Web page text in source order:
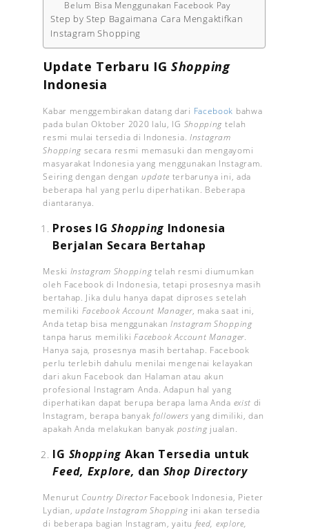
Belum Bisa Menggunakan Facebook Pay
Step by Step Bagaimana Cara Mengaktifkan
Instagram Shopping
Update Terbaru IGShopping
Indonesia
Kabar menggembirakan datang dari Facebook bahwa
pada bulan Oktober 2020 lalu, IG Shopping telah
resmi mulai tersedia di Indonesia. Instagram
Shopping secara resmi memasuki dan mengayomi
masyarakat Indonesia yang menggunakan Instagram.
Seiring dengan dengan update terbarunya ini, ada
beberapa hal yang perlu diperhatikan. Beberapa
diantaranya.
Proses IGShopping Indonesia
Berjalan Secara Bertahap
Meski Instagram Shoppingtelah resmi diumumkan
oleh Facebook di Indonesia, tetapi prosesnya masih
bertahap. Jika dulu hanya dapat diproses setelah
memiliki Facebook Account Manager, maka saat ini,
Anda tetap bisa menggunakanInstagram Shopping
tanpa harus memilikiFacebook Account Manager.
Hanya saja, prosesnya masih bertahap. Facebook
perlu terlebih dahulu menilai mengenai kelayakan
dari akun Facebook dan Halaman atau akun
profesional Instagram Anda. Adapun hal yang
diperhatikan dapat berupa berapa lama Anda exist di
Instagram, berapa banyak followers yang dimiliki, dan
apakah Anda melakukan banyak postingjualan.
IG Shopping Akan Tersedia untuk
Feed, Explore, dan Shop Directory
Menurut Country DirectorFacebook Indonesia, Pieter
Lydian,update Instagram Shoppingini akan tersedia
di beberapa bagian Instagram, yaitu feed, explore,